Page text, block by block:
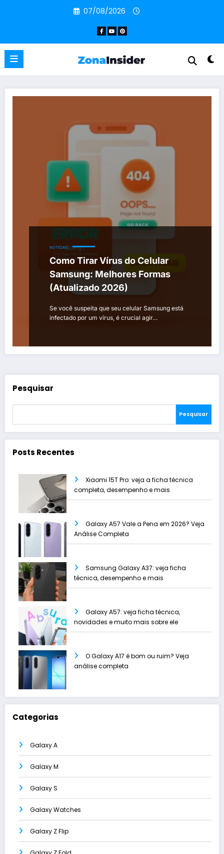
07/08/2026
NOTÍCIAS
Como Tirar Vírus do Celular
Samsung: Melhores Formas
(Atualizado 2026)
Se você suspeita que seu celular Samsung está
infectado por um vírus, é crucial agir…
Pesquisar
Pesquisar
Posts Recentes
Xiaomi 15T Pro: veja a ficha técnica
completa, desempenho e mais
Galaxy A57 Vale a Pena em 2026? Veja
Análise Completa
Samsung Galaxy A37: veja ficha
técnica, desempenho e mais
Galaxy A57: veja ficha técnica,
novidades e muito mais sobre ele
O Galaxy A17 é bom ou ruim? Veja
análise completa
Categorias
Galaxy A
Galaxy M
Galaxy S
Galaxy Watches
Galaxy Z Flip